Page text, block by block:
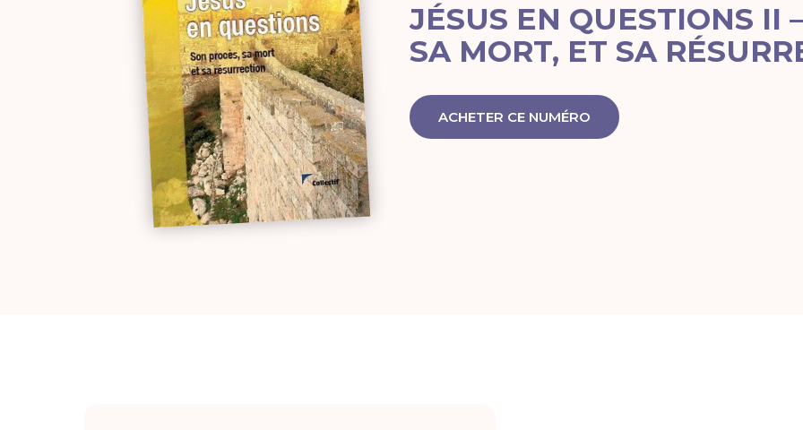
JÉSUS EN QUESTIONS II
SA MORT, ET SA
ACHETER CE NUMÉRO